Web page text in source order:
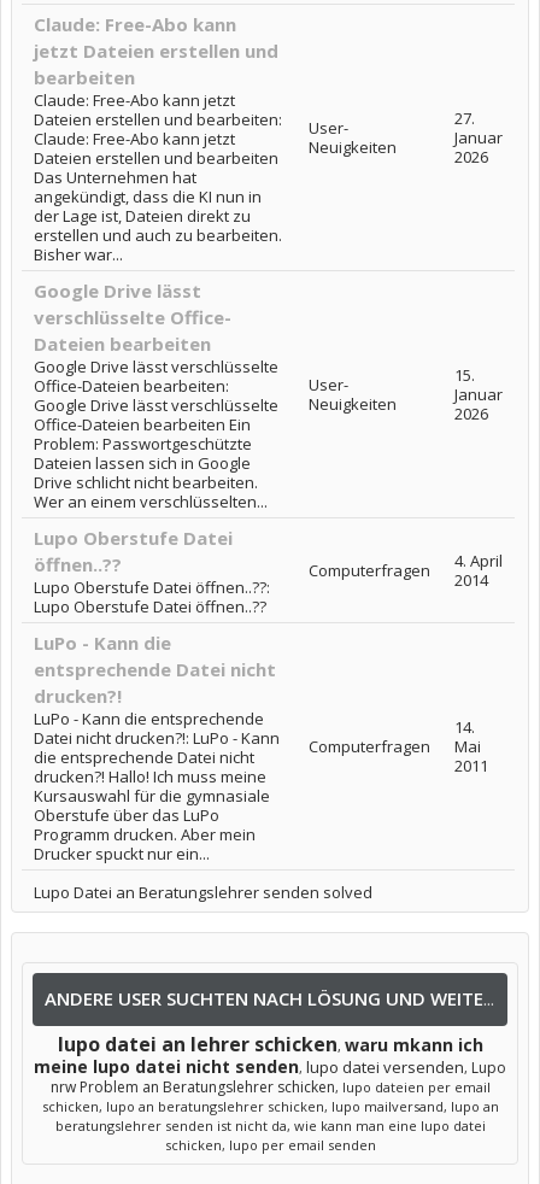
Claude: Free-Abo kann
jetzt Dateien erstellen und
bearbeiten
Claude: Free-Abo kann jetzt
Dateien erstellen und bearbeiten:
Claude: Free-Abo kann jetzt
Dateien erstellen und bearbeiten
Das Unternehmen hat
angekündigt, dass die KI nun in
der Lage ist, Dateien direkt zu
erstellen und auch zu bearbeiten.
Bisher war...
User-
Neuigkeiten
27.
Januar
2026
Google Drive lässt
verschlüsselte Office-
Dateien bearbeiten
Google Drive lässt verschlüsselte
Office-Dateien bearbeiten:
Google Drive lässt verschlüsselte
Office-Dateien bearbeiten Ein
Problem: Passwortgeschützte
Dateien lassen sich in Google
Drive schlicht nicht bearbeiten.
Wer an einem verschlüsselten...
User-
Neuigkeiten
15.
Januar
2026
Lupo Oberstufe Datei
öffnen..??
Lupo Oberstufe Datei öffnen..??:
Lupo Oberstufe Datei öffnen..??
Computerfragen
4. April
2014
LuPo - Kann die
entsprechende Datei nicht
drucken?!
LuPo - Kann die entsprechende
Datei nicht drucken?!: LuPo - Kann
die entsprechende Datei nicht
drucken?! Hallo! Ich muss meine
Kursauswahl für die gymnasiale
Oberstufe über das LuPo
Programm drucken. Aber mein
Drucker spuckt nur ein...
Computerfragen
14.
Mai
2011
Lupo Datei an Beratungslehrer senden solved
ANDERE USER SUCHTEN NACH LÖSUNG UND WEITEREN INFOS NACH:
lupo datei an lehrer schicken, waru mkann ich
meine lupo datei nicht senden, lupo datei versenden, Lupo
nrw Problem an Beratungslehrer schicken, lupo dateien per email
schicken, lupo an beratungslehrer schicken, lupo mailversand, lupo an
beratungslehrer senden ist nicht da, wie kann man eine lupo datei
schicken, lupo per email senden